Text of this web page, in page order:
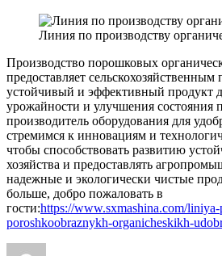
Линия по производству
Производство порошковых
предоставляет сельскохозяйственным
устойчивый и эффективный продукт
урожайности и улучшения состояния
производитель оборудования для
стремимся к инновациям и
чтобы способствовать развитию
хозяйства и предоставлять
надежные и экологически чистые
больше, добро пожаловать в
гости:https://www.sxmashina.com/
poroshkoobraznykh-organicheskikh-